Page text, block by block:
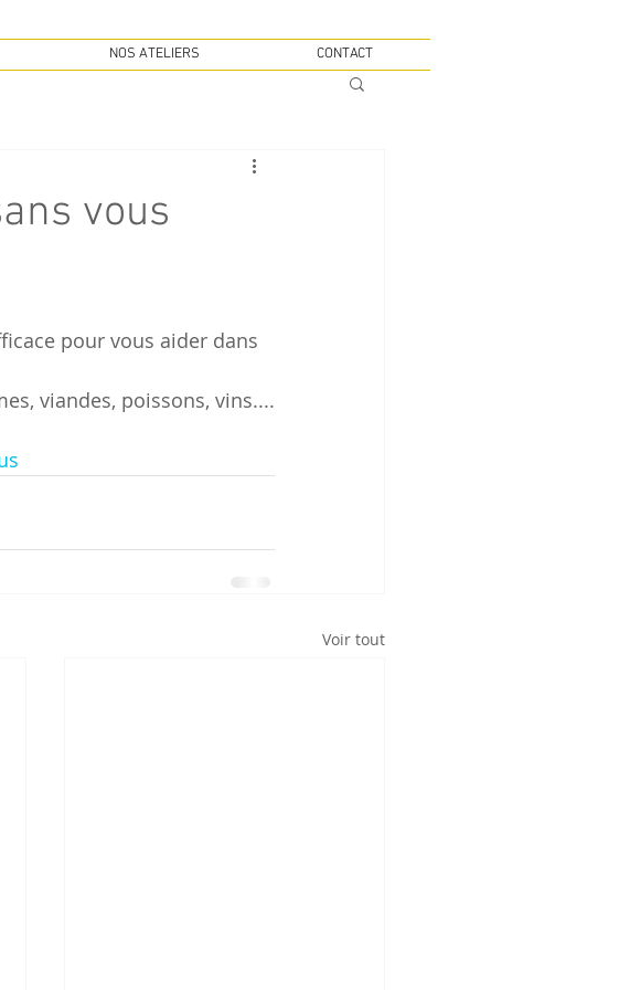
vous
viandes, poissons, vins....
Voir tout
NOS ATELIERS CONTACT